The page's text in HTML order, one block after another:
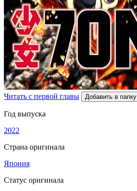
Читать с первой главы Добавить в папку
Год выпуска
2022
Страна оригинала
Япония
Статус оригинала